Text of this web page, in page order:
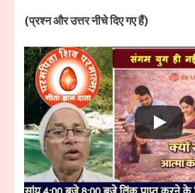
(प्रश्न और उत्तर नीचे दिए गए हैं)